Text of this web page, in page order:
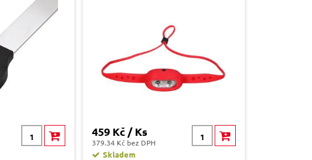
459 Kč / Ks
379.34 Kč bez DPH
Skladem